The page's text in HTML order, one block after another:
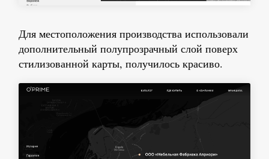
Для местоположения производства использовали
дополнительный полупрозрачный слой поверх
стилизованной карты, получилось красиво.